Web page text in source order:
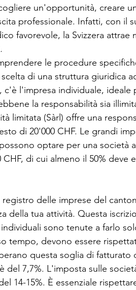
un'opportunità, creare
professionale. Infatti, con il
favorevole, la Svizzera attrae
le procedure
di una struttura giuridica
l'impresa individuale, ideale
la responsabilità sia
limitata (Sàrl) offre una
di 20'000 CHF. Le grandi
optare per una società
di cui almeno il 50% deve
delle imprese del
della tua attività. Questa
sono tenute a farlo
tempo, devono essere
questa soglia di fatturato
del 7,7%. L'imposta sulle
14-15%. È essenziale